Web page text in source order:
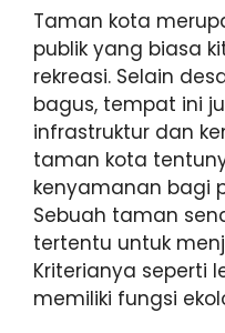
Taman kota
publik yang biasa
rekreasi. Selain
bagus, tempat ini
infrastruktur dan
taman kota
kenyamanan bagi
Sebuah taman
tertentu untuk
Kriterianya seperti
memiliki fungsi